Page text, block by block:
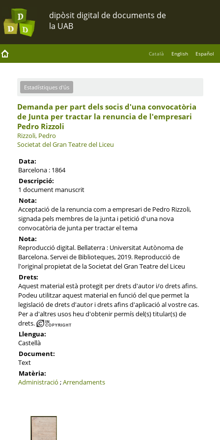
Català English Español
Estadístiques d'ús
Demanda per part dels socis d'una convocatòria
de Junta per tractar la renuncia de l'empresari
Pedro Rizzoli
Rizzoli, Pedro
Societat del Gran Teatre del Liceu
Data:
Barcelona : 1864
Descripció:
1 document manuscrit
Nota:
Acceptació de la renuncia com a empresari de Pedro Rizzoli,
signada pels membres de la junta i petició d'una nova
convocatòria de junta per tractar el tema
Nota:
Reproducció digital. Bellaterra : Universitat Autònoma de
Barcelona. Servei de Biblioteques, 2019. Reproducció de
l'original propietat de la Societat del Gran Teatre del Liceu
Drets:
Aquest material està protegit per drets d'autor i/o drets afins.
Podeu utilitzar aquest material en funció del que permet la
legislació de drets d'autor i drets afins d'aplicació al vostre cas.
Per a d'altres usos heu d'obtenir permís del(s) titular(s) de
drets.
Llengua:
Castellà
Document:
Text
Matèria:
Administració ;Arrendaments